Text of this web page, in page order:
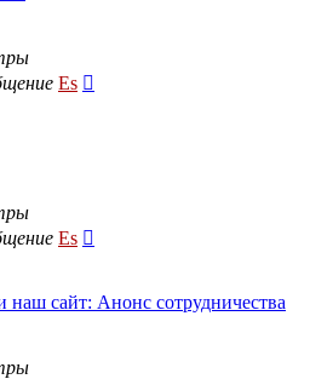
Es
Es
сайт: Анонс сотрудничества